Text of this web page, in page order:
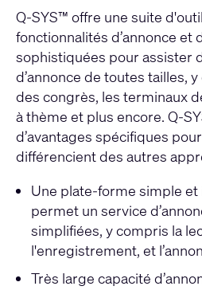
Q-SYS™ offre une suite
fonctionnalités d’annonce et
sophistiquées pour assister
d’annonce de toutes tailles,
des congrès, les terminaux
à thème et plus encore. Q-
d’avantages spécifiques
différencient des autres
Une plate-forme simple
permet un service
simplifiées, y compris la
l'enregistrement, et
Très large capacité